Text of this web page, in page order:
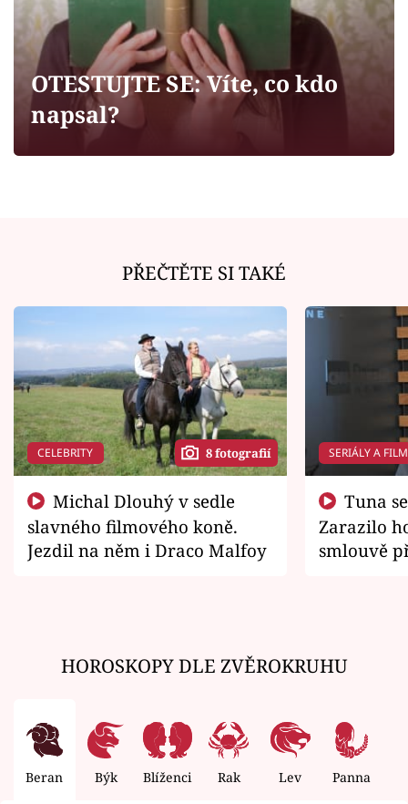
Sledujte prima+
Filmový festival Karlovy Vary
Sledujte nás
OTESTUJTE SE: Víte, co kdo
napsal?
PŘEČTĚTE SI TAKÉ
CELEBRITY 8 fotografií
slavného filmového koně.
Jezdil na něm i Draco Malfoy
SERIÁLY A
Zarazilo
smlouvě
HOROSKOPY DLE ZVĚROKRUHU
Beran Býk Blíženci Rak Lev Panna